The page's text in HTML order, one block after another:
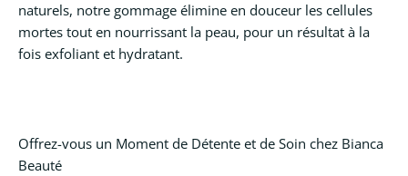
naturels, notre gommage élimine en douceur les cellules
mortes tout en nourrissant la peau, pour un résultat à la
fois exfoliant et hydratant.
Offrez-vous un Moment de Détente et de Soin chez Bianca
Beauté